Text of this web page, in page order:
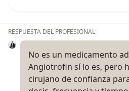
RESPUESTA DEL PROFESIONAL:
No es un medicamento
Angiotrofin sí lo es, pero
cirujano de confianza